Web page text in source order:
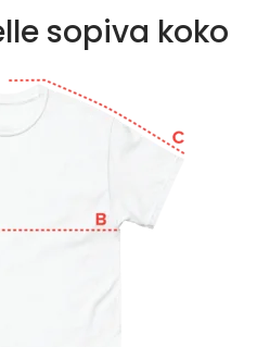
sopiva koko